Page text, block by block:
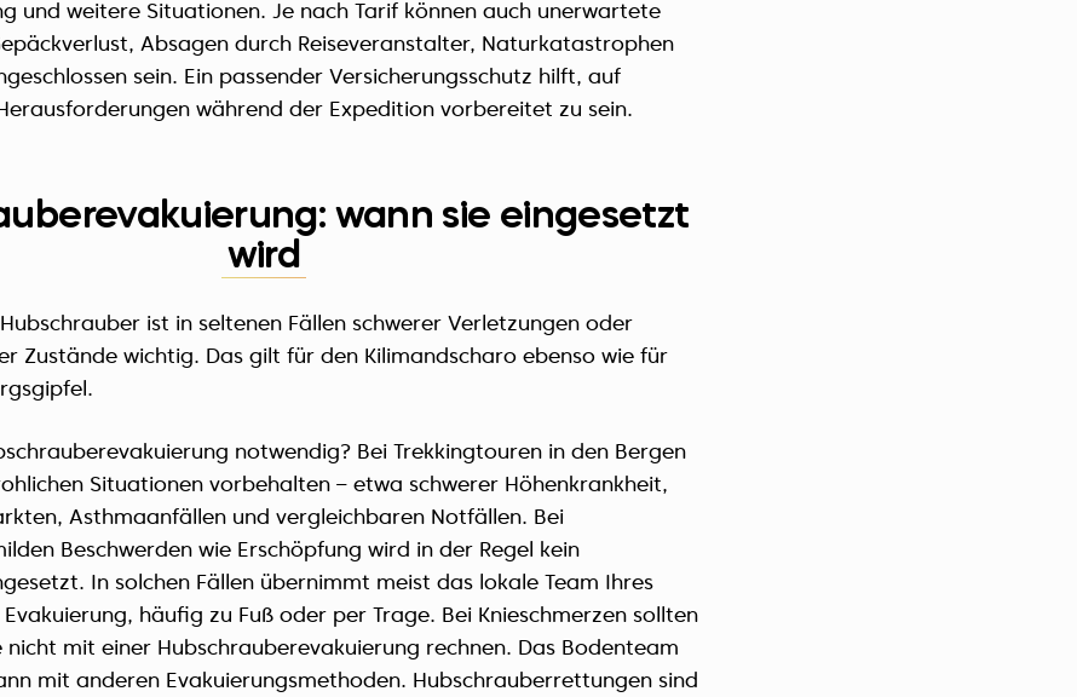
und weitere Situationen. Je nach Tarif können auch unerwartete
Absagen durch Reiseveranstalter, Naturkatastrophen
sein. Ein passender Versicherungsschutz hilft, auf
während der Expedition vorbereitet zu sein.
wann sie eingesetzt
wird
ist in seltenen Fällen schwerer Verletzungen oder
Zustände wichtig. Das gilt für den Kilimandscharo ebenso wie für
notwendig? Bei Trekkingtouren in den Bergen
Situationen vorbehalten – etwa schwerer Höhenkrankheit,
Asthmaanfällen und vergleichbaren Notfällen. Bei
Beschwerden wie Erschöpfung wird in der Regel kein
In solchen Fällen übernimmt meist das lokale Team Ihres
häufig zu Fuß oder per Trage. Bei Knieschmerzen sollten
nicht mit einer Hubschrauberevakuierung rechnen. Das Bodenteam
mit anderen Evakuierungsmethoden. Hubschrauberrettungen sind